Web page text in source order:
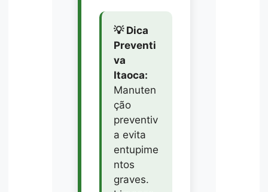
💡 Dica
Preventi
va
Itaoca:
Manuten
ção
preventiv
a evita
entupime
ntos
graves.